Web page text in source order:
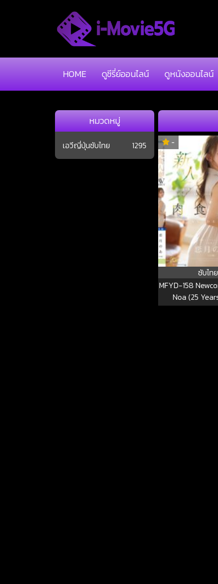
HOME ดูซีรี่ย์ออนไลน์ ดูหนังออนไลน์
หมวดหมู่
เอวีญี่ปุ่นซับไทย 1295 -
ซับไทย
MFYD-158
Noa (25
Carnivorous